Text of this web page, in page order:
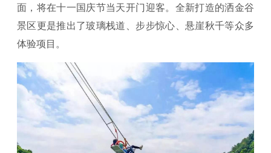
面，将在十一国庆节当天开门迎客。全新打造的洒金谷
景区更是推出了玻璃栈道、步步惊心、悬崖秋千等众多
体验项目。